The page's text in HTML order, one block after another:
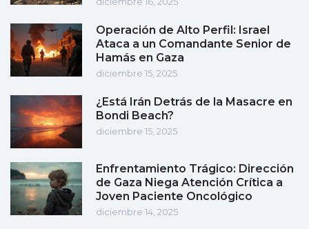
Operación de Alto Perfil: Israel
Ataca a un Comandante Senior de
Hamás en Gaza
diciembre 15, 2025
¿Está Irán Detrás de la Masacre en
Bondi Beach?
diciembre 15, 2025
Enfrentamiento Trágico: Dirección
de Gaza Niega Atención Crítica a
Joven Paciente Oncológico
diciembre 14, 2025